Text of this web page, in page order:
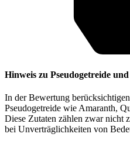
Hinweis zu Pseudogetreide
In der Bewertung
Pseudogetreide wie Amaranth,
Diese Zutaten zählen zwar nicht
bei Unverträglichkeiten von